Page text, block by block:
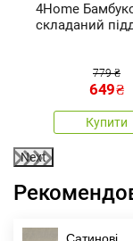
4Home
складаний
779 ₴
649₴
Купити
Next